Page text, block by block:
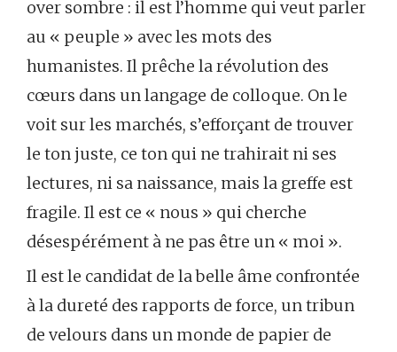
over sombre : il est l’homme qui veut parler
au « peuple » avec les mots des
humanistes. Il prêche la révolution des
cœurs dans un langage de colloque. On le
voit sur les marchés, s’efforçant de trouver
le ton juste, ce ton qui ne trahirait ni ses
lectures, ni sa naissance, mais la greffe est
fragile. Il est ce « nous » qui cherche
désespérément à ne pas être un « moi ».
Il est le candidat de la belle âme confrontée
à la dureté des rapports de force, un tribun
de velours dans un monde de papier de